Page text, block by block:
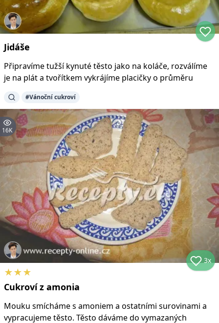
Jidáše
Připravíme tužší kynuté těsto jako na koláče, rozválíme
je na plát a tvořítkem vykrájíme placičky o průměru
#Vánoční cukroví
16K
3x
★★★
Cukroví z amonia
Mouku smícháme s amoniem a ostatními surovinami a
vypracujeme těsto. Těsto dáváme do vymazaných